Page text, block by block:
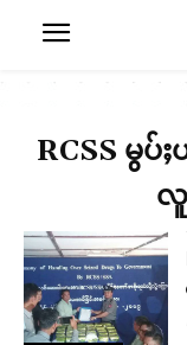
RCSS မွပ်
လူ